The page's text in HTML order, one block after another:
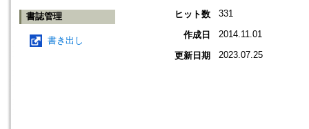
書誌管理
書き出し
ヒット数
331
作成日 2014.11.01
更新日期 2023.07.25